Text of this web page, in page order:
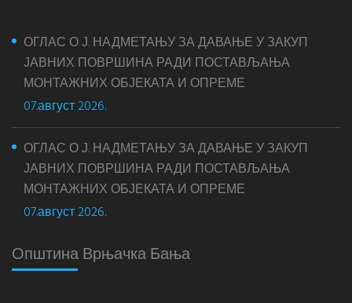
ОГЛАС О Ј. НАДМЕТАЊУ ЗА ДАВАЊЕ У ЗАКУП
ЈАВНИХ ПОВРШИНА РАДИ ПОСТАВЉАЊА
МОНТАЖНИХ ОБЈЕКАТА И ОПРЕМЕ
07.август 2026.
ОГЛАС О Ј. НАДМЕТАЊУ ЗА ДАВАЊЕ У ЗАКУП
ЈАВНИХ ПОВРШИНА РАДИ ПОСТАВЉАЊА
МОНТАЖНИХ ОБЈЕКАТА И ОПРЕМЕ
07.август 2026.
Општина Врњачка Бања